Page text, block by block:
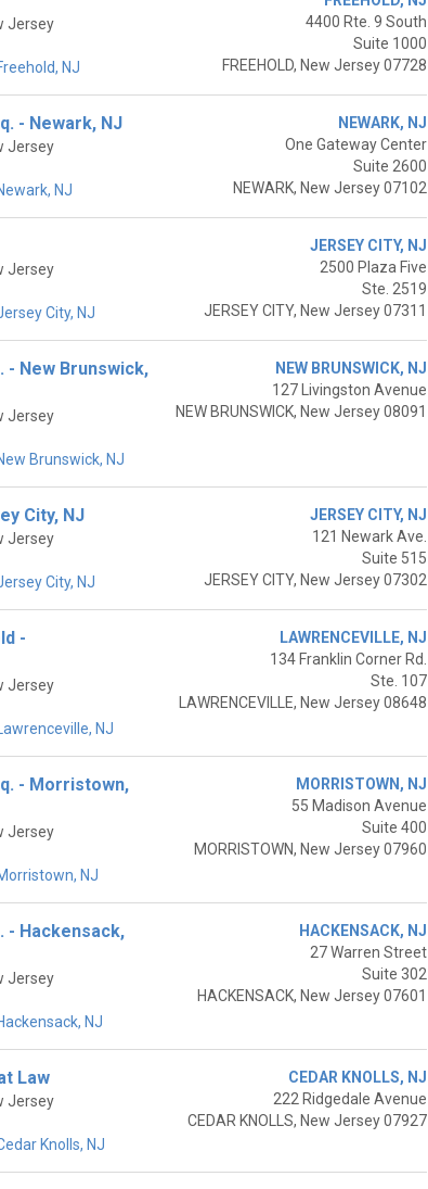
Jersey
NJ
4400 Rte. 9 South
Suite 1000
FREEHOLD, New Jersey 07728
- Newark, NJ
Jersey
NJ
NEWARK, NJ
One Gateway Center
Suite 2600
NEWARK, New Jersey 07102
Jersey
City, NJ
JERSEY CITY, NJ
2500 Plaza Five
Ste. 2519
JERSEY CITY, New Jersey 07311
- New Brunswick,
Jersey
Brunswick, NJ
NEW BRUNSWICK, NJ
127 Livingston Avenue
NEW BRUNSWICK, New Jersey 08091
City, NJ
Jersey
City, NJ
JERSEY CITY, NJ
121 Newark Ave.
Suite 515
JERSEY CITY, New Jersey 07302
-
Jersey
NJ
LAWRENCEVILLE, NJ
134 Franklin Corner Rd.
Ste. 107
LAWRENCEVILLE, New Jersey 08648
- Morristown,
Jersey
NJ
MORRISTOWN, NJ
55 Madison Avenue
Suite 400
MORRISTOWN, New Jersey 07960
- Hackensack,
Jersey
NJ
HACKENSACK, NJ
27 Warren Street
Suite 302
HACKENSACK, New Jersey 07601
Law
Jersey
Knolls, NJ
CEDAR KNOLLS, NJ
222 Ridgedale Avenue
CEDAR KNOLLS, New Jersey 07927